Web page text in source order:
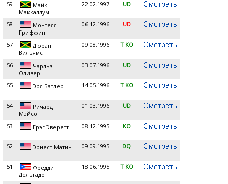
59
Майк
Маккаллум
22.02.1997 UD
58
Монтелл
Гриффин
06.12.1996 UD
57
Дюран
Вильямс
09.08.1996 T KO
56
Чарльз
Оливер
03.07.1996 UD
55 Эрл Батлер 14.05.1996 T KO
54
Ричард
Мэйсон
01.03.1996 UD
53 Грэг Эверетт 08.12.1995 KO
52 Эрнест Матин 09.09.1995 DQ
51
Фредди
Дельгадо
18.06.1995 T KO